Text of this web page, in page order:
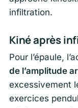
infiltration.
Kiné après
Pour l’épaule,
de l’amplitude
excessivement
exercices